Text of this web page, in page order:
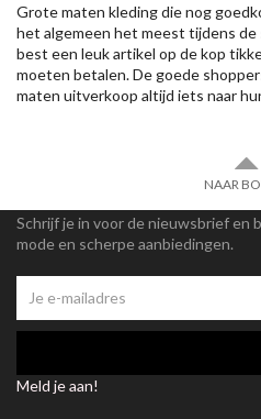
Grote maten kleding die nog
het algemeen het meest tijdens
best een leuk artikel op de kop
moeten betalen. De goede
maten uitverkoop altijd iets naar
NAAR
Schrijf je in voor de nieuwsbrief
mode en scherpe aanbiedingen.
Meld je aan!